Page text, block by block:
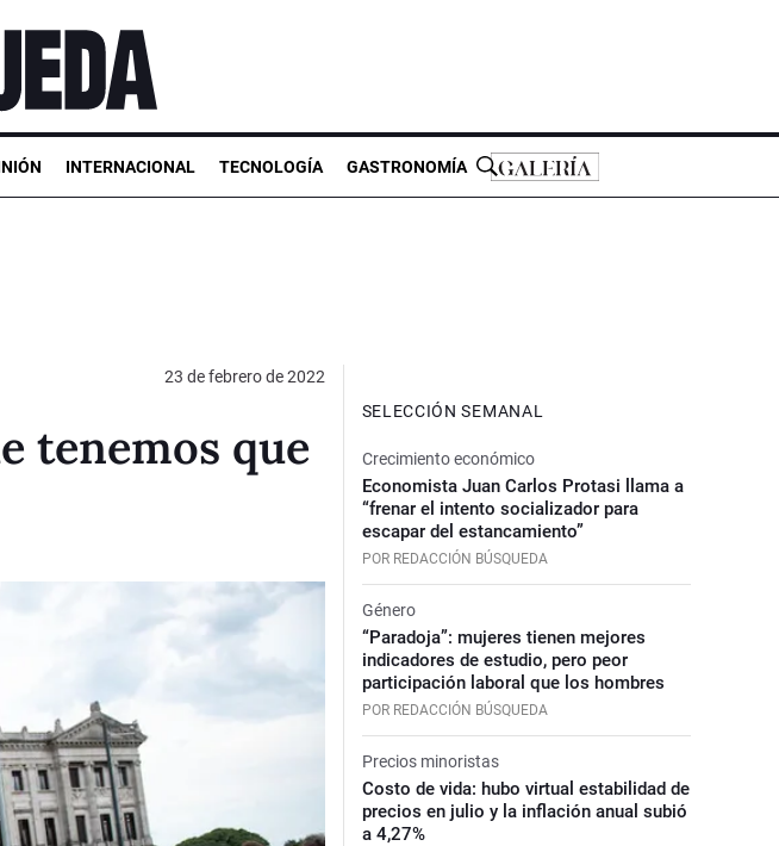
INTERNACIONAL TECNOLOGÍA GASTRONOMÍA
23 de febrero de 2022
tenemos que
SELECCIÓN SEMANAL
Crecimiento económico
Economista Juan Carlos Protasi llama a
“frenar el intento socializador para
escapar del estancamiento”
POR REDACCIÓN BÚSQUEDA
Género
“Paradoja”: mujeres tienen mejores
indicadores de estudio, pero peor
participación laboral que los hombres
POR REDACCIÓN BÚSQUEDA
Precios minoristas
Costo de vida: hubo virtual estabilidad de
precios en julio y la inflación anual subió
a 4,27%